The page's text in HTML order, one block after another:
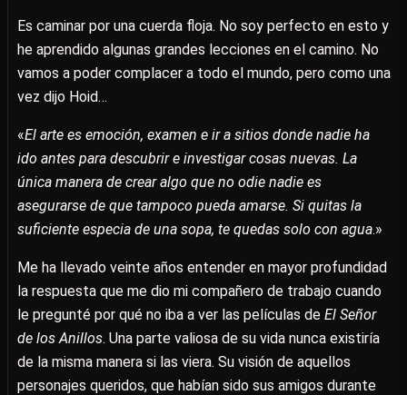
Es caminar por una cuerda floja. No soy perfecto en esto y
he aprendido algunas grandes lecciones en el camino. No
vamos a poder complacer a todo el mundo, pero como una
vez dijo Hoid…
«El arte es emoción, examen e ir a sitios donde nadie ha
ido antes para descubrir e investigar cosas nuevas. La
única manera de crear algo que no odie nadie es
asegurarse de que tampoco pueda amarse. Si quitas la
suficiente especia de una sopa, te quedas solo con agua.»
Me ha llevado veinte años entender en mayor profundidad
la respuesta que me dio mi compañero de trabajo cuando
le pregunté por qué no iba a ver las películas de El Señor
de los Anillos. Una parte valiosa de su vida nunca existiría
de la misma manera si las viera. Su visión de aquellos
personajes queridos, que habían sido sus amigos durante